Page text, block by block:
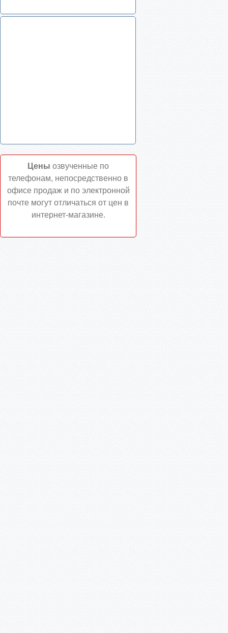
Цены озвученные по
телефонам, непосредственно в
офисе продаж и по электронной
почте могут отличаться от цен в
интернет-магазине.